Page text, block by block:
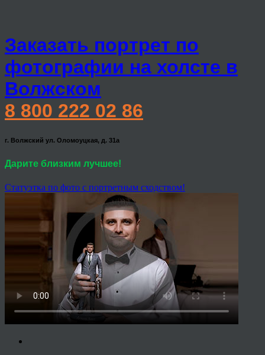
Заказать портрет по
фотографии на холсте в
Волжском
8 800 222 02 86
г. Волжский ул. Оломоуцкая, д. 31а
Дарите близким лучшее!
Статуэтка по фото с портретным сходством!